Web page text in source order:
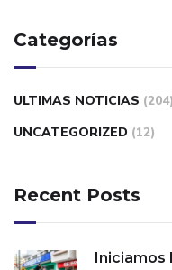
Categorías
ULTIMAS NOTICIAS (204)
UNCATEGORIZED (12)
Recent Posts
Iniciamos